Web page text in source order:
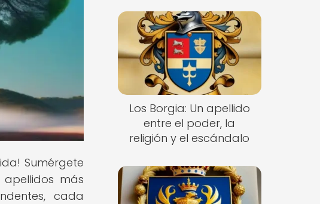
Sumérgete
más
cada
Los Borgia: Un apellido
entre el poder, la
religión y el escándalo